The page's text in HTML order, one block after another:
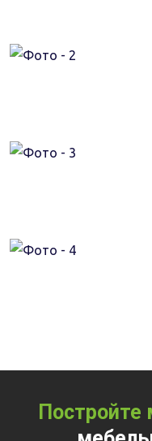
Постройте